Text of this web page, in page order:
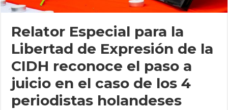
Relator Especial para la
Libertad de Expresión de la
CIDH reconoce el paso a
juicio en el caso de los 4
periodistas holandeses